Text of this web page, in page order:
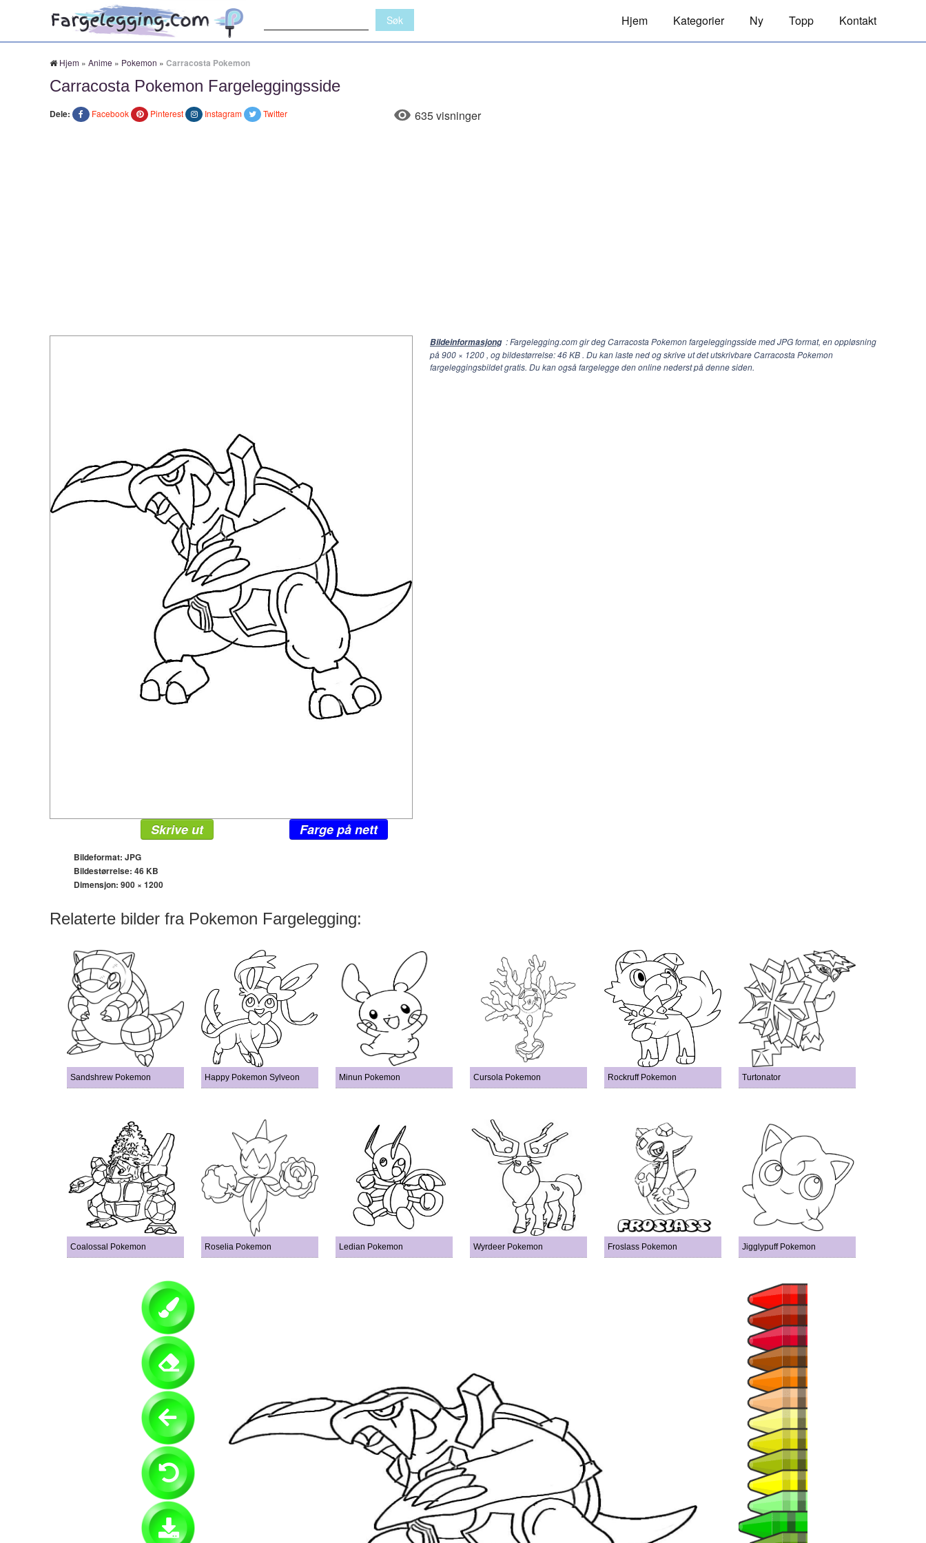
Hjem Kategorier Ny Topp Kontakt
Hjem » Anime » Pokemon » Carracosta Pokemon
Carracosta Pokemon Fargeleggingsside
Dele: Facebook Pinterest Instagram Twitter 635 visninger
Bildeinformasjong : Fargelegging.com gir deg Carracosta Pokemon fargeleggingsside med JPG format, en oppløsning
på900 × 1200 , og bildestørrelse: 46 KB . Du kan laste ned og skrive ut det utskrivbare Carracosta Pokemon
fargeleggingsbildet gratis. Du kan også fargelegge den online nederst på denne siden.
Skrive ut Farge på nett
Bildeformat: JPG
Bildestørrelse: 46 KB
Dimensjon: 900 × 1200
Relaterte bilder fra Pokemon Fargelegging:
Sandshrew Pokemon Happy Pokemon Sylveon Minun Pokemon Cursola Pokemon Rockruff Pokemon Turtonator
Coalossal Pokemon Roselia Pokemon Ledian Pokemon Wyrdeer Pokemon Froslass Pokemon Jigglypuff Pokemon